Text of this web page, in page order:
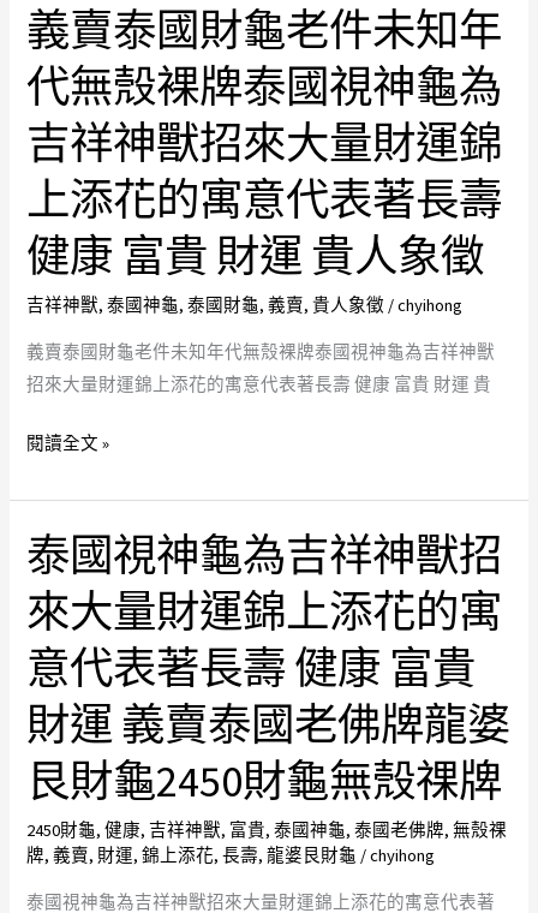
視
神
龜
吉
神
獸
招
來
大
量
運
上
添
花
的
寓
意
代
表
著
長
壽
健
康
義賣泰國財龜老件未知年
代無殼裸牌泰國視神龜為
吉祥神獸招來大量財運錦
上添花的寓意代表著長壽
健康 富貴 財運 貴人象徵
吉祥神獸,泰國神龜,泰國財龜,義賣,貴人象徵 /chyihong
義賣泰國財龜老件未知年代無殼裸牌泰國視神龜為吉祥神獸
招來大量財運錦上添花的寓意代表著長壽 健康 富貴 財運 貴
義
賣
泰
財
老
件
未
知
年
代
殼
牌
泰
國
視
神
龜
吉
祥
神
獸
招
來
閱讀全文 »
泰國視神龜為吉祥神獸招
來大量財運錦上添花的寓
意代表著長壽 健康 富貴
財運 義賣泰國老佛牌龍婆
艮財龜2450財龜無殼祼牌
2450財龜,健康, 吉祥神獸, 富貴,泰國神龜,泰國老佛牌,無殼祼
牌,義賣, 財運,錦上添花,長壽,龍婆艮財龜 /chyihong
泰國視神龜為吉祥神獸招來大量財運錦上添花的寓意代表著
泰
國
視
龜
為
吉
祥
神
獸
招
來